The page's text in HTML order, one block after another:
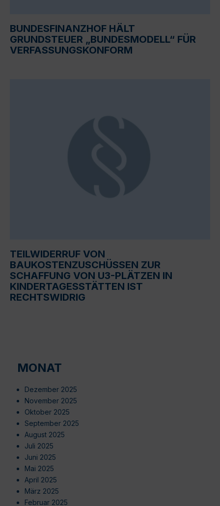
BUNDESFINANZHOF HÄLT
GRUNDSTEUER „BUNDESMODELL“ FÜR
VERFASSUNGSKONFORM
TEILWIDERRUF VON
BAUKOSTENZUSCHÜSSEN ZUR
SCHAFFUNG VON U3-PLÄTZEN IN
KINDERTAGESSTÄTTEN IST
RECHTSWIDRIG
MONAT
Dezember 2025
November 2025
Oktober 2025
September 2025
August 2025
Juli 2025
Juni 2025
Mai 2025
April 2025
März 2025
Februar 2025